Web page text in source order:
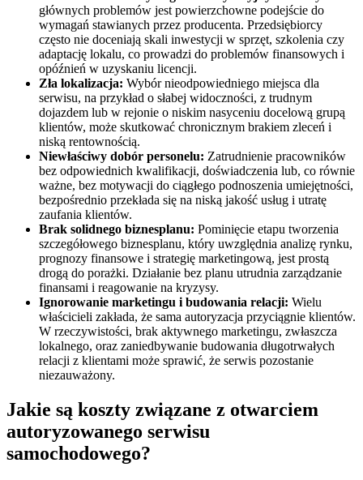
głównych problemów jest powierzchowne podejście do
wymagań stawianych przez producenta. Przedsiębiorcy
często nie doceniają skali inwestycji w sprzęt, szkolenia czy
adaptację lokalu, co prowadzi do problemów finansowych i
opóźnień w uzyskaniu licencji.
Zła lokalizacja: Wybór nieodpowiedniego miejsca dla
serwisu, na przykład o słabej widoczności, z trudnym
dojazdem lub w rejonie o niskim nasyceniu docelową grupą
klientów, może skutkować chronicznym brakiem zleceń i
niską rentownością.
Niewłaściwy dobór personelu: Zatrudnienie pracowników
bez odpowiednich kwalifikacji, doświadczenia lub, co równie
ważne, bez motywacji do ciągłego podnoszenia umiejętności,
bezpośrednio przekłada się na niską jakość usług i utratę
zaufania klientów.
Brak solidnego biznesplanu: Pominięcie etapu tworzenia
szczegółowego biznesplanu, który uwzględnia analizę rynku,
prognozy finansowe i strategię marketingową, jest prostą
drogą do porażki. Działanie bez planu utrudnia zarządzanie
finansami i reagowanie na kryzysy.
Ignorowanie marketingu i budowania relacji: Wielu
właścicieli zakłada, że sama autoryzacja przyciągnie klientów.
W rzeczywistości, brak aktywnego marketingu, zwłaszcza
lokalnego, oraz zaniedbywanie budowania długotrwałych
relacji z klientami może sprawić, że serwis pozostanie
niezauważony.
Jakie są koszty związane z otwarciem
autoryzowanego serwisu
samochodowego?